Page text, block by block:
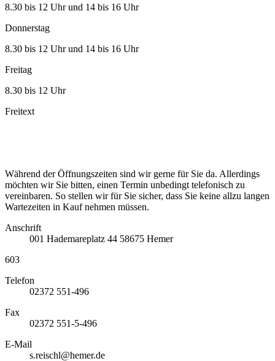
8.30 bis 12 Uhr und 14 bis 16 Uhr
Donnerstag
8.30 bis 12 Uhr und 14 bis 16 Uhr
Freitag
8.30 bis 12 Uhr
Freitext
Während der Öffnungszeiten sind wir gerne für Sie da. Allerdings
möchten wir Sie bitten, einen Termin unbedingt telefonisch zu
vereinbaren. So stellen wir für Sie sicher, dass Sie keine allzu langen
Wartezeiten in Kauf nehmen müssen.
Anschrift
001 Hademareplatz 44 58675 Hemer
603
Telefon
02372 551-496
Fax
02372 551-5-496
E-Mail
s.reischl@hemer.de